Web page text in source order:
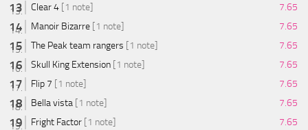
Clear 4 [1 note]
7.65
Manoir Bizarre [1 note]
7.65
The Peak team rangers [1 note]
7.65
Skull King Extension [1 note]
7.65
Flip 7 [1 note]
7.65
Bella vista [1 note]
7.65
Fright Factor [1 note]
7.65